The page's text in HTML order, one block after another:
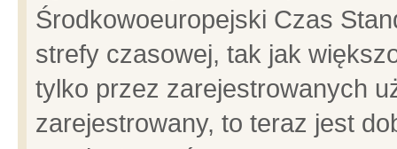
Środkowoeuropejski Czas
strefy czasowej, tak jak
tylko przez zarejestrowanych
zarejestrowany, to teraz jest